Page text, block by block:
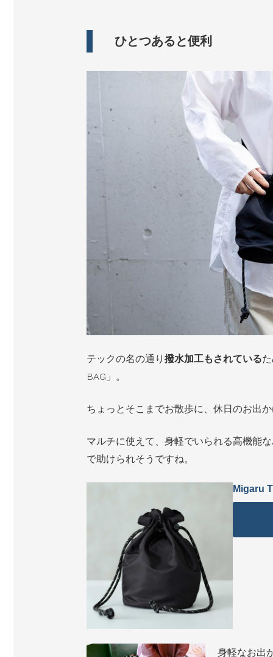
ひとつあると便利
テックの名の通り 撥水加工もされている
BAG」。
ちょっとそこまでお散歩に、休日のお出
マルチに使えて、身軽でいられる高機能
で助けられそうですね。
Migaru
身軽なお出